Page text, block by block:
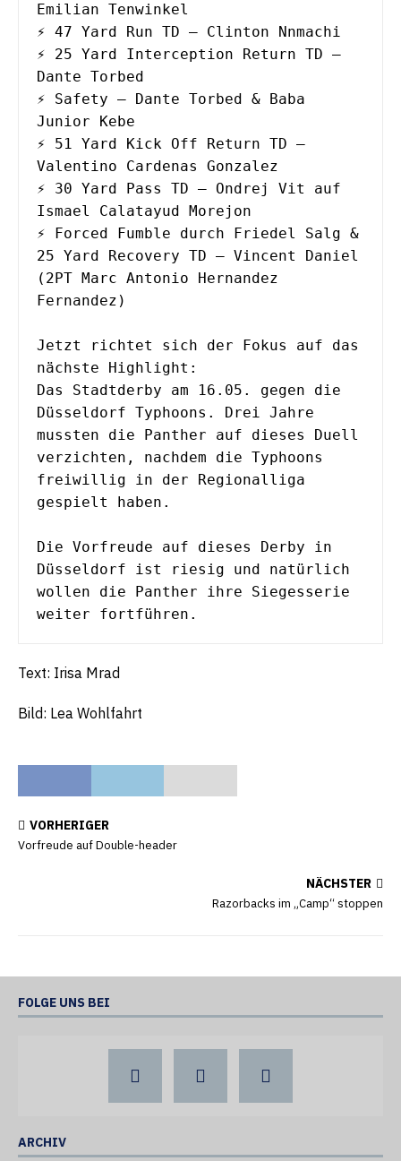
Emilian Tenwinkel
⚡️ 47 Yard Run TD – Clinton Nnmachi
⚡️ 25 Yard Interception Return TD –
Dante Torbed
⚡️ Safety – Dante Torbed & Baba
Junior Kebe
⚡️ 51 Yard Kick Off Return TD –
Valentino Cardenas Gonzalez
⚡️ 30 Yard Pass TD – Ondrej Vit auf
Ismael Calatayud Morejon
⚡️ Forced Fumble durch Friedel Salg &
25 Yard Recovery TD – Vincent Daniel
(2PT Marc Antonio Hernandez
Fernandez)
Jetzt richtet sich der Fokus auf das
nächste Highlight:
Das Stadtderby am 16.05. gegen die
Düsseldorf Typhoons. Drei Jahre
mussten die Panther auf dieses Duell
verzichten, nachdem die Typhoons
freiwillig in der Regionalliga
gespielt haben.
Die Vorfreude auf dieses Derby in
Düsseldorf ist riesig und natürlich
wollen die Panther ihre Siegesserie
weiter fortführen.
Text: Irisa Mrad
Bild: Lea Wohlfahrt
VORHERIGER
Vorfreude auf Double-header
NÄCHSTER
Razorbacks im „Camp“ stoppen
FOLGE UNS BEI
ARCHIV